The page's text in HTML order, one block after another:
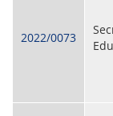
2022/0073